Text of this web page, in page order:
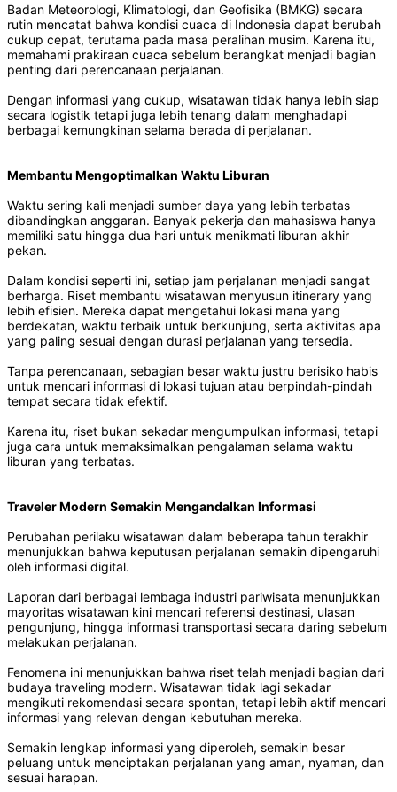
Badan Meteorologi, Klimatologi, dan Geofisika (BMKG) secara
rutin mencatat bahwa kondisi cuaca di Indonesia dapat berubah
cukup cepat, terutama pada masa peralihan musim. Karena itu,
memahami prakiraan cuaca sebelum berangkat menjadi bagian
penting dari perencanaan perjalanan.
Dengan informasi yang cukup, wisatawan tidak hanya lebih siap
secara logistik tetapi juga lebih tenang dalam menghadapi
berbagai kemungkinan selama berada di perjalanan.
Membantu Mengoptimalkan Waktu Liburan
Waktu sering kali menjadi sumber daya yang lebih terbatas
dibandingkan anggaran. Banyak pekerja dan mahasiswa hanya
memiliki satu hingga dua hari untuk menikmati liburan akhir
pekan.
Dalam kondisi seperti ini, setiap jam perjalanan menjadi sangat
berharga. Riset membantu wisatawan menyusun itinerary yang
lebih efisien. Mereka dapat mengetahui lokasi mana yang
berdekatan, waktu terbaik untuk berkunjung, serta aktivitas apa
yang paling sesuai dengan durasi perjalanan yang tersedia.
Tanpa perencanaan, sebagian besar waktu justru berisiko habis
untuk mencari informasi di lokasi tujuan atau berpindah-pindah
tempat secara tidak efektif.
Karena itu, riset bukan sekadar mengumpulkan informasi, tetapi
juga cara untuk memaksimalkan pengalaman selama waktu
liburan yang terbatas.
Traveler Modern Semakin Mengandalkan Informasi
Perubahan perilaku wisatawan dalam beberapa tahun terakhir
menunjukkan bahwa keputusan perjalanan semakin dipengaruhi
oleh informasi digital.
Laporan dari berbagai lembaga industri pariwisata menunjukkan
mayoritas wisatawan kini mencari referensi destinasi, ulasan
pengunjung, hingga informasi transportasi secara daring sebelum
melakukan perjalanan.
Fenomena ini menunjukkan bahwa riset telah menjadi bagian dari
budaya traveling modern. Wisatawan tidak lagi sekadar
mengikuti rekomendasi secara spontan, tetapi lebih aktif mencari
informasi yang relevan dengan kebutuhan mereka.
Semakin lengkap informasi yang diperoleh, semakin besar
peluang untuk menciptakan perjalanan yang aman, nyaman, dan
sesuai harapan.